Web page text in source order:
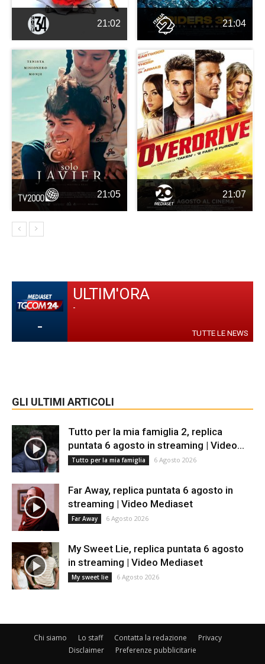
21:02 21:04
21:05 21:07
-
ULTIM'ORA
-
TUTTE LE NEWS
GLI ULTIMI ARTICOLI
Tutto per la mia famiglia 2, replica
puntata 6 agosto in streaming | Video...
Tutto per la mia famiglia 6 Agosto 2026
Far Away, replica puntata 6 agosto in
streaming | Video Mediaset
Far Away 6 Agosto 2026
My Sweet Lie, replica puntata 6 agosto
in streaming | Video Mediaset
My sweet lie 6 Agosto 2026
Chi siamo Lo staff Contatta la redazione
Privacy
Disclaimer
Preferenze pubblicitarie